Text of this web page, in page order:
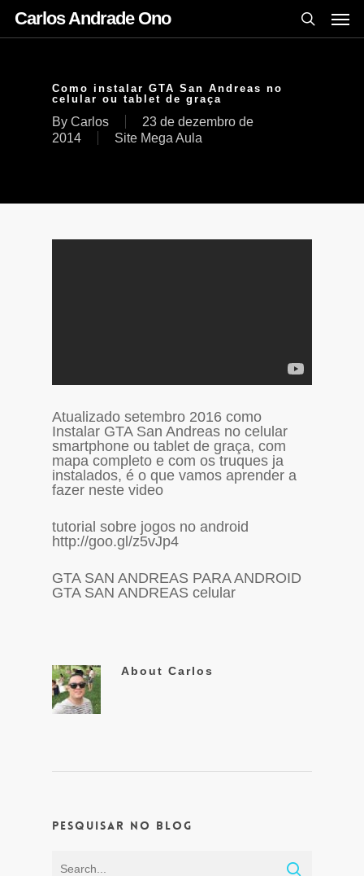
Carlos Andrade Ono
Como instalar GTA San Andreas no
celular ou tablet de graça
By Carlos
23 de dezembro de
2014
Site Mega Aula
Atualizado setembro 2016 como
Instalar GTA San Andreas no celular
smartphone ou tablet de graça, com
mapa completo e com os truques ja
instalados, é o que vamos aprender a
fazer neste video
tutorial sobre jogos no android
http://goo.gl/z5vJp4
GTA SAN ANDREAS PARA ANDROID
GTA SAN ANDREAS celular
About Carlos
Pesquisar no Blog